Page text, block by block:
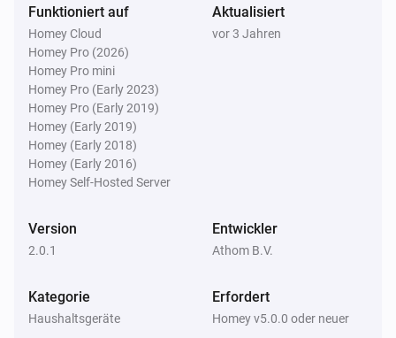
Bofu Blinds
Brel Blinds
Status setzen
Brel Blinds
Nach unten neigen
Brel Blinds
Tilt window covering Direction Amount of steps
steps
Funktioniert auf
Homey Cloud
Homey Pro (2026)
Homey Pro mini
Homey Pro (Early 2023)
Homey Pro (Early 2019)
Homey (Early 2019)
Homey (Early 2018)
Homey (Early 2016)
Homey Self-Hosted Server
Aktualisiert
vor 3 Jahren
Version
2.0.1
Entwickler
Athom B.V.
Kategorie
Haushaltsgeräte
Erfordert
Homey v5.0.0 oder neuer